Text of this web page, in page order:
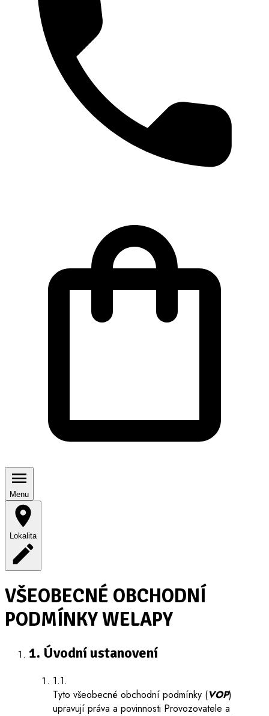
Menu
Lokalita
VŠEOBECNÉ OBCHODNÍ
PODMÍNKY WELAPY
1. Úvodní ustanovení
1.1.
Tyto všeobecné obchodní podmínky (VOP)
upravují práva a povinnosti Provozovatele a